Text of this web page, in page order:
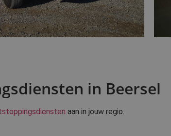
in Beersel
aan in jouw regio.